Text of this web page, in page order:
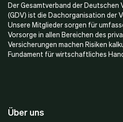
Der Gesamtverband der Deutschen
(GDV) ist die Dachorganisation der
Unsere Mitglieder sorgen für
Vorsorge in allen Bereichen des
Versicherungen machen Risiken
Fundament für wirtschaftliches
Über uns